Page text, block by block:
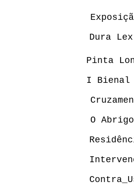
Dura
Pinta
I Bienal
O